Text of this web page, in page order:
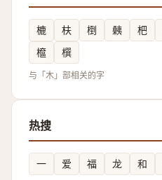
樚 枎 椡 㯩 杷
檶
㯢
与「木」部相关的字
热搜
一 爱 福 龙 和